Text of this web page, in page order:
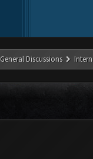
General Discussions